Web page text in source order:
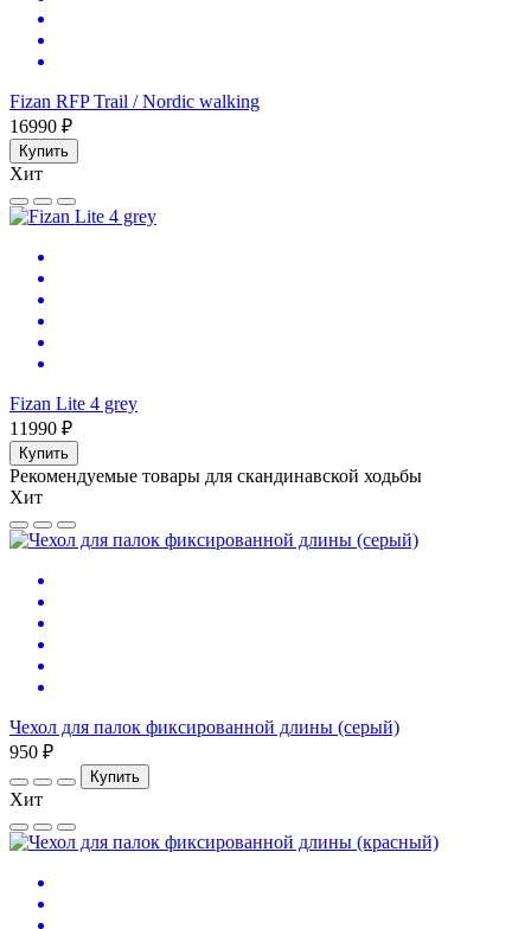
Fizan RFP Trail / Nordic walking
16990 ₽
Купить
Хит
Fizan Lite 4 grey
11990 ₽
Купить
Рекомендуемые товары для скандинавской ходьбы
Хит
Чехол для палок фиксированной длины (серый)
950 ₽
Купить
Хит